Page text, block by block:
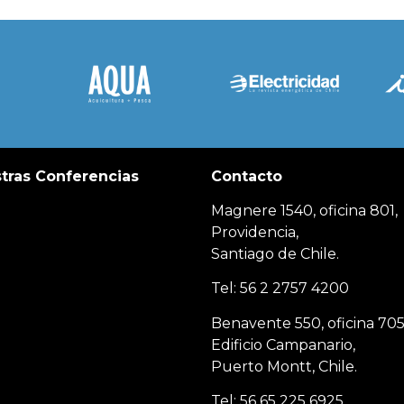
Conferencias Contacto
Magnere 1540, oficina 801,
Providencia,
Santiago de Chile.
Tel: 56 2 2757 4200
Benavente 550, oficina
Edificio Campanario,
Puerto Montt, Chile.